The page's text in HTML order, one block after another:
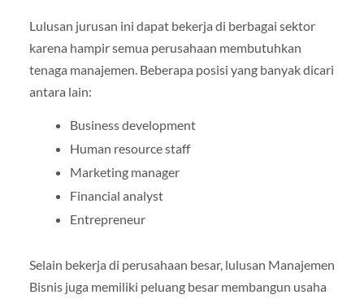
Lulusan jurusan ini dapat bekerja di berbagai sektor
karena hampir semua perusahaan membutuhkan
tenaga manajemen. Beberapa posisi yang banyak dicari
antara lain:
Business development
Human resource staff
Marketing manager
Financial analyst
Entrepreneur
Selain bekerja di perusahaan besar, lulusan Manajemen
Bisnis juga memiliki peluang besar membangun usaha